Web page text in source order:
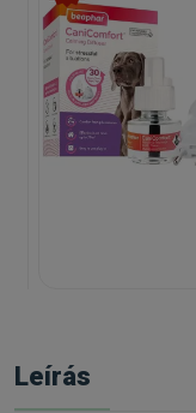
Leírás